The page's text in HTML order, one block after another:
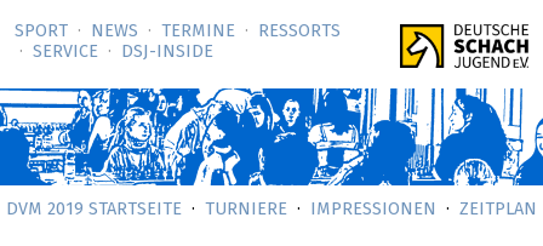
SPORT NEWS TERMINE
RESSORTS
SERVICE
DSJ-­INSIDE
DVM 2019 STARTSEITE TURNIERE IMPRESSIONEN ZEITPLAN